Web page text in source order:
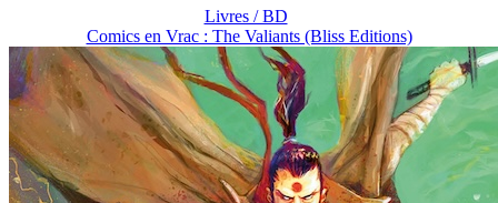
Livres / BD
Comics en Vrac : The Valiants (Bliss Editions)